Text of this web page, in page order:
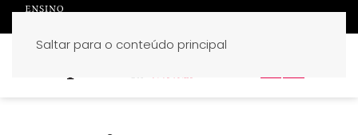
Saltar para o conteúdo principal